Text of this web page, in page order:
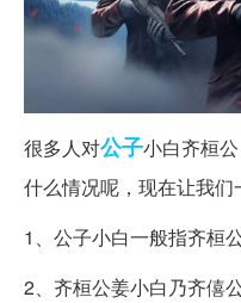
很多人对公子小白齐桓
什么情况呢，现在让我们
1、公子小白一般指齐桓公
2、齐桓公姜小白乃齐僖